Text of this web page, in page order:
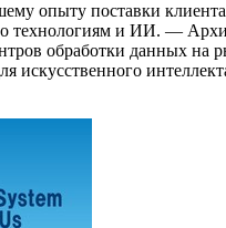
опыту поставки
технологиям и ИИ. —
обработки данных
искусственного